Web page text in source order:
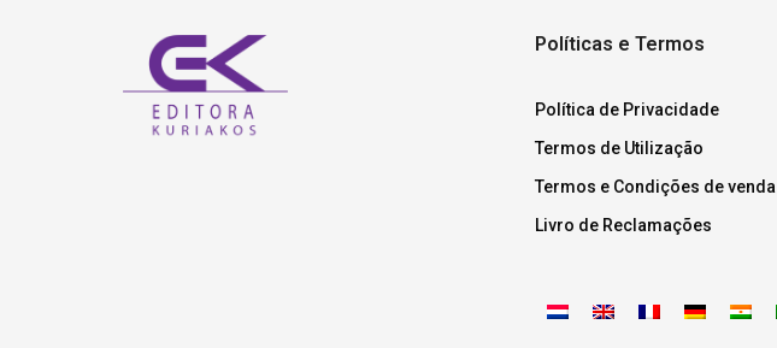
Políticas e Termos
Política de Privacidade
Termos de Utilização
Termos e Condições de venda
Livro de Reclamações